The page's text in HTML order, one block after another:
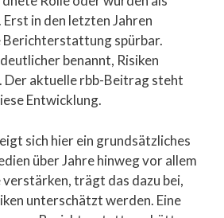
in den letzten Jahren
Berichterstattung spürbar.
benannt, Risiken
aktuelle rbb-Beitrag steht
Entwicklung.
sich hier ein grundsätzliches
über Jahre hinweg vor allem
trägt das dazu bei,
unterschätzt werden. Eine